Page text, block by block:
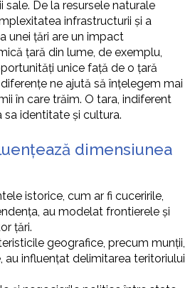
De la resursele naturale
infrastructurii și a
unei țări are un impact
țară din lume, de exemplu,
unice față de o țară
ne ajută să înțelegem mai
în care trăim. O tara, indiferent
sa identitate și cultura.
dimensiunea
istorice, cum ar fi cuceririle,
au modelat frontierele și
țări.
geografice, precum munții,
au influențat delimitarea teritoriului